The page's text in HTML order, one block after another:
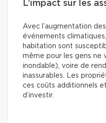
L’impact sur les
Avec l’augmentation
événements
habitation sont
même pour les gens ne
inondable), voire de
inassurables. Les
ces coûts additionnels
d’investir.